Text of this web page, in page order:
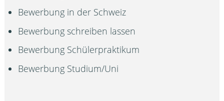
Bewerbung in der Schweiz
Bewerbung schreiben lassen
Bewerbung Schülerpraktikum
Bewerbung Studium/Uni